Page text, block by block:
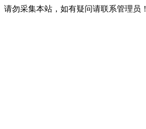
请勿采集本站，如有疑问请联系管理员！